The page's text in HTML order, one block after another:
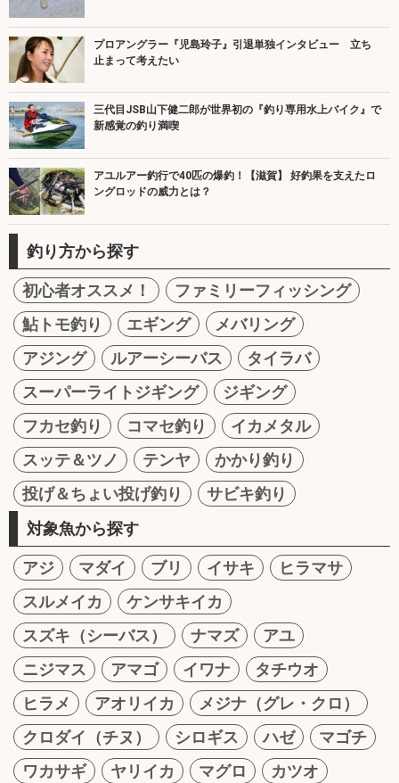
プロアングラー『児島玲子』引退単独インタビュー 立ち
止まって考えたい
三代目JSB山下健二郎が世界初の『釣り専用水上バイク』で
新感覚の釣り満喫
アユルアー釣行で40匹の爆釣！【滋賀】 好釣果を支えたロ
ングロッドの威力とは？
釣り方から探す
初心者オススメ！
ファミリーフィッシング
鮎トモ釣り
エギング
メバリング
アジング
ルアーシーバス
タイラバ
スーパーライトジギング
ジギング
フカセ釣り
コマセ釣り
イカメタル
スッテ＆ツノ
テンヤ
かかり釣り
投げ＆ちょい投げ釣り
サビキ釣り
対象魚から探す
アジ マダイ ブリ イサキ
ヒラマサ
スルメイカ
ケンサキイカ
スズキ（シーバス）
ナマズ
アユ
ニジマス
アマゴ イワナ
タチウオ
ヒラメ
アオリイカ
メジナ（グレ・クロ）
クロダイ（チヌ）
シロギス ハゼ
マゴチ
ワカサギ
ヤリイカ マグロ
カツオ